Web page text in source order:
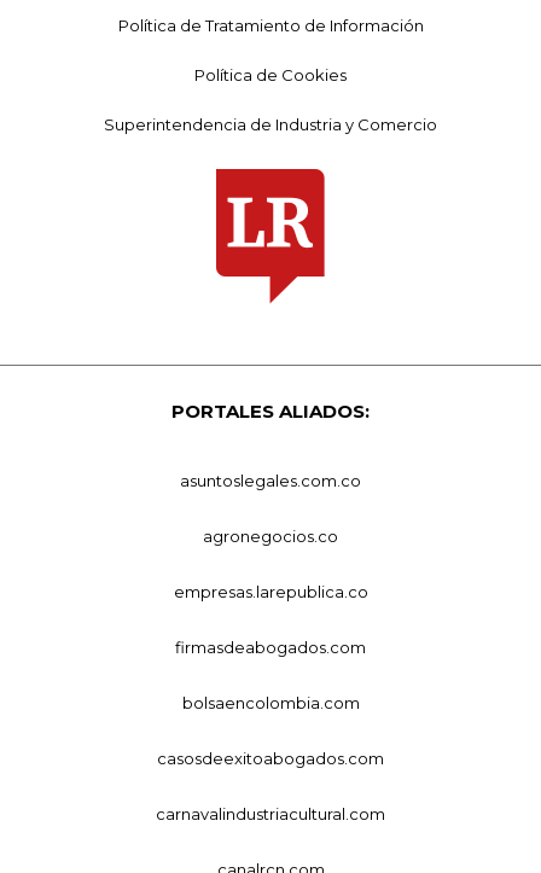
Política de Tratamiento de Información
Política de Cookies
Superintendencia de Industria y Comercio
PORTALES ALIADOS:
asuntoslegales.com.co
agronegocios.co
empresas.larepublica.co
firmasdeabogados.com
bolsaencolombia.com
casosdeexitoabogados.com
carnavalindustriacultural.com
canalrcn.com